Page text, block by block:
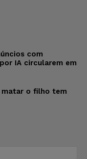
com
IA circularem em
matar o filho tem